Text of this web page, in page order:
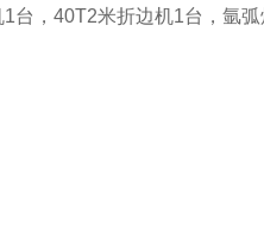
，40T2米折边机1台，氩弧